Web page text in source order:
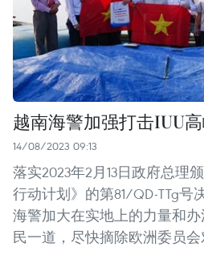
越南海警加强打击IUU
14/08/2023 09:13
落实2023年2月13日政府总理
行动计划》的第81/QD-TTg号
海警加大在实地上的力量和
民一道，尽快摘除欧洲委员会